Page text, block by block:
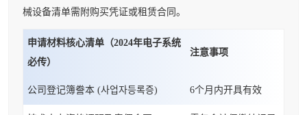
械设备清单需附购买凭证或租赁合同。
申请材料核心清单（2024年电子系统
必传）
注意事项
公司登记簿誊本 (사업자등록증) 6个月内开具有效